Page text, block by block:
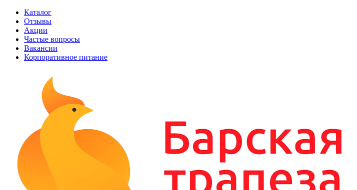
Каталог
Отзывы
Акции
Частые вопросы
Вакансии
Корпоративное питание